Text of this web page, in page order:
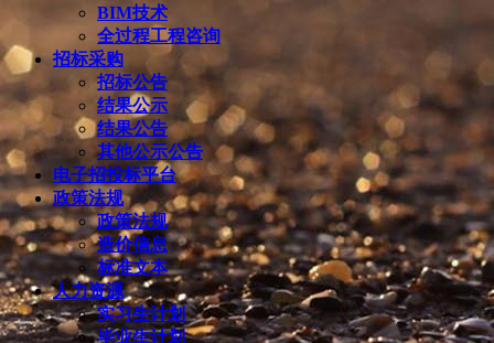
BIM技术
全过程工程咨询
招标采购
招标公告
结果公示
结果公告
其他公示公告
电子招投标平台
政策法规
政策法规
造价信息
标准文本
人力资源
实习生计划
毕业生计划